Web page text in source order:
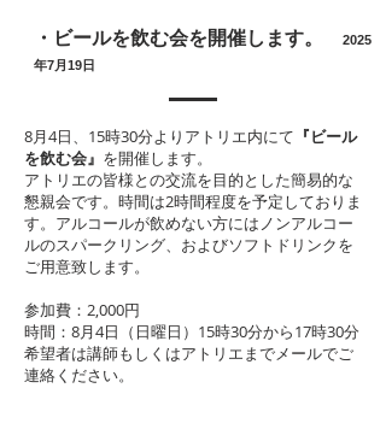
・ビールを飲む会を開催します。
2025
年7月19日
8月4日、15時30分よりアトリエ内にて 『ビール
を飲む会』 を開催します。
アトリエの皆様との交流を目的とした簡易的な
懇親会です。時間は2時間程度を予定しておりま
す。アルコールが飲めない方にはノンアルコー
ルのスパークリング、およびソフトドリンクを
ご用意致します。
参加費：2,000円
時間：8月4日（日曜日）15時30分から17時30分
​希望者は講師もしくはアトリエまでメールでご
連絡ください。